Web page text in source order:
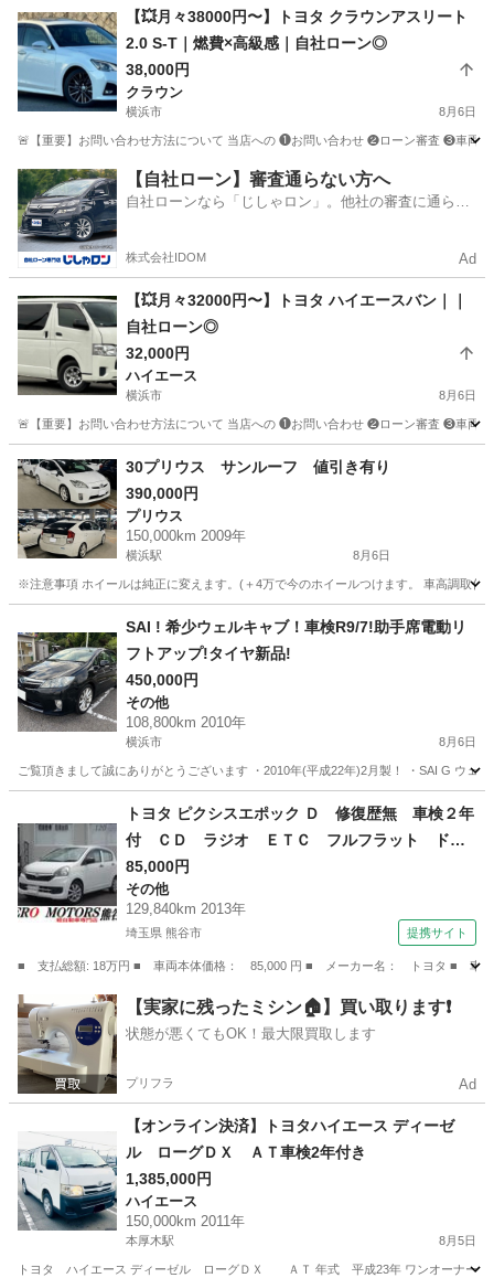
パッソ
【💥月々38000円〜】トヨタ クラウンアスリート
2.0 S-T｜燃費×高級感｜自社ローン◎
38,000円
クラウン
横浜市 8月6日
🚨【重要】お問い合わせ方法について 当店への ❶お問い合わせ ❷ローン審査 ❸車両
神奈川 横浜市 クラウン クラウンアスリート
【自社ローン】審査通らない方へ
自社ローンなら「じしゃロン」。他社の審査に通らな
株式会社IDOM Ad
【💥月々32000円〜】トヨタ ハイエースバン｜｜
自社ローン◎
32,000円
ハイエース
横浜市 8月6日
🚨【重要】お問い合わせ方法について 当店への ❶お問い合わせ ❷ローン審査 ❸車両
神奈川 横浜市 ハイエース
30プリウス サンルーフ 値引き有り
390,000円
プリウス
150,000km 2009年
横浜駅 8月6日
※注意事項 ホイールは純正に変えます。(＋4万で今のホイールつけます。 車高調取
横浜駅 プリウス
SAI ! 希少ウェルキャブ！車検R9/7!助手席電動リ
フトアップ!タイヤ新品!
450,000円
その他
108,800km 2010年
横浜市 8月6日
ご覧頂きまして誠にありがとうございます ・2010年(平成22年)2月製！ ・SAI G ウェ
その他 エンジン
トヨタ ピクシスエポック Ｄ 修復歴無 車検２年
付 ＣＤ ラジオ ＥＴＣ フルフラット ドア
バイザー ライトレベライザー アルミホイー
ル ＡＢＳ タイミングチェーン式 フロアマッ
ト エアバッグ （なし）
85,000円
その他
129,840km 2013年
埼玉県 熊谷市 提携サイト
■ 支払総額: 18万円 ■ 車両本体価格： 85,000 円 ■ メーカー名： トヨタ ■
熊谷市 その他
【実家に残ったミシン🏠】買い取ります❗️
状態が悪くてもOK！最大限買取します
プリフラ Ad
【オンライン決済】トヨタハイエース ディーゼ
ル ローグＤＸ ＡＴ車検2年付き
1,385,000円
ハイエース
150,000km 2011年
本厚木駅 8月5日
トヨタ ハイエース ディーゼル ローグＤＸ ＡＴ 年式 平成23年 ワンオーナー車 走